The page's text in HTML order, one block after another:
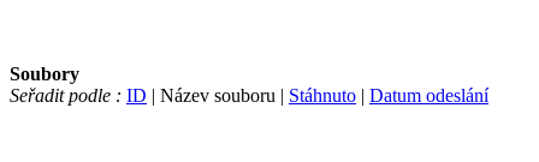
Soubory
Seřadit podle : ID | Název souboru | Stáhnuto | Datum odeslání